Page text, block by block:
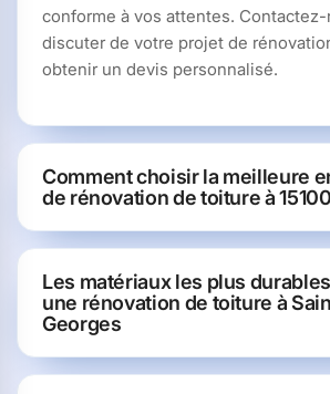
conforme à vos attentes.
discuter de votre projet de
obtenir un devis personnalisé.
Comment choisir la meilleure
de rénovation de toiture à
Les matériaux les plus
une rénovation de toiture à
Georges